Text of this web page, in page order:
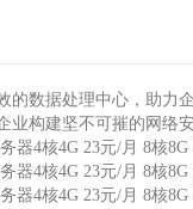
的数据处理中心，助力
业构建坚不可摧的网络
器4核4G 23元/月 8核
器4核4G 23元/月 8核
器4核4G 23元/月 8核